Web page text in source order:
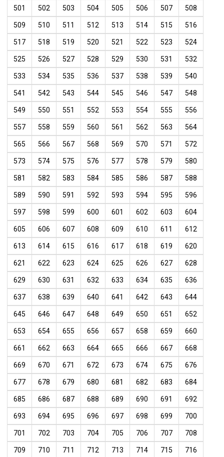
501 502 503 504 505 506 507 508
509 510 511 512 513 514 515 516
517 518 519 520 521 522 523 524
525 526 527 528 529 530 531 532
533 534 535 536 537 538 539 540
541 542 543 544 545 546 547 548
549 550 551 552 553 554 555 556
557 558 559 560 561 562 563 564
565 566 567 568 569 570 571 572
573 574 575 576 577 578 579 580
581 582 583 584 585 586 587 588
589 590 591 592 593 594 595 596
597 598 599 600 601 602 603 604
605 606 607 608 609 610 611 612
613 614 615 616 617 618 619 620
621 622 623 624 625 626 627 628
629 630 631 632 633 634 635 636
637 638 639 640 641 642 643 644
645 646 647 648 649 650 651 652
653 654 655 656 657 658 659 660
661 662 663 664 665 666 667 668
669 670 671 672 673 674 675 676
677 678 679 680 681 682 683 684
685 686 687 688 689 690 691 692
693 694 695 696 697 698 699 700
701 702 703 704 705 706 707 708
709 710 711 712 713 714 715 716